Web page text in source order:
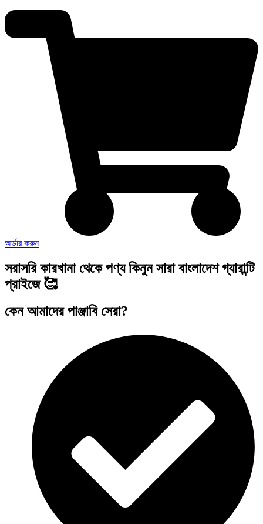
অর্ডার করুন
সরাসরি কারখানা থেকে পণ্য কিনুন সারা বাংলাদেশ গ্যারান্টি
প্রাইজে 🥰
কেন আমাদের পাঞ্জাবি সেরা?